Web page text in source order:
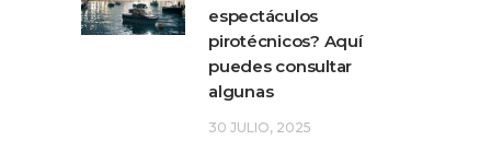
espectáculos
pirotécnicos? Aquí
puedes consultar
algunas
30 JULIO, 2025